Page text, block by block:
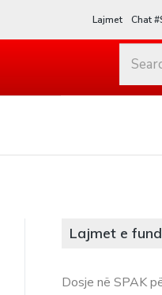
Lajmet Chat
Search
Lajmet e
Dosje në SPAK